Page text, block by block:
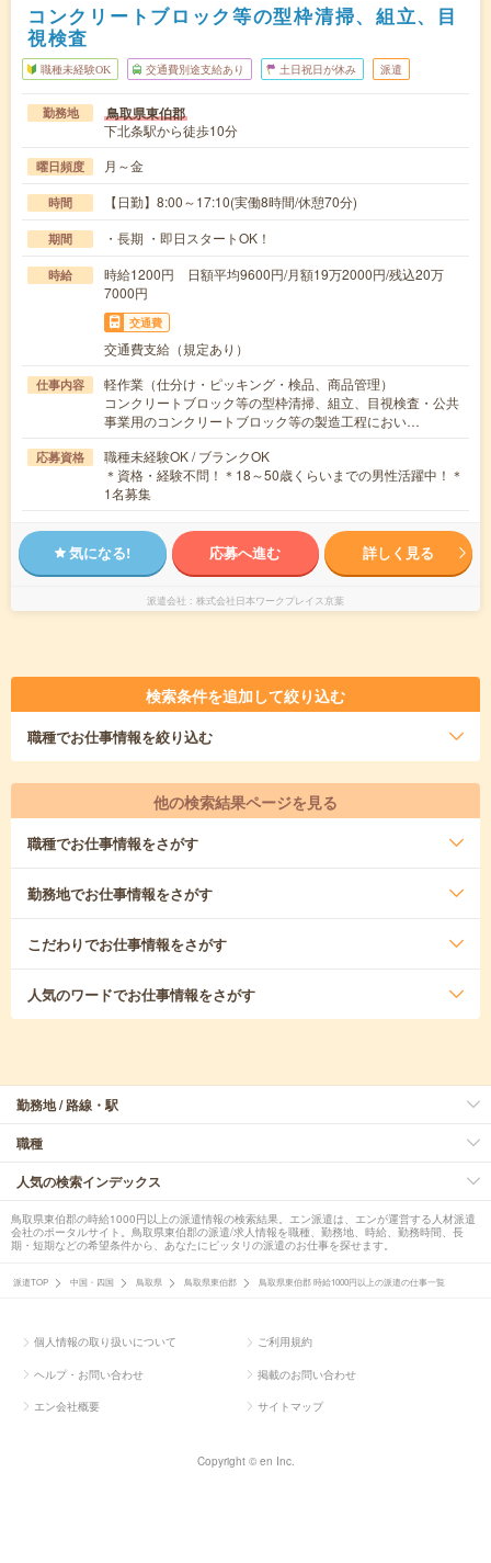
コンクリートブロック等の型枠清掃、組立、目
視検査
職種未経験OK 交通費別途支給あり 土日祝日が休み 派遣
勤務地 鳥取県東伯郡
下北条駅から徒歩10分
曜日頻度 月～金
時間 【日勤】8:00～17:10(実働8時間/休憩70分)
期間 ・長期 ・即日スタートOK！
時給
時給1200円 日額平均9600円/月額19万2000円/残込20万
7000円
交通費
交通費支給（規定あり）
仕事内容
軽作業（仕分け・ピッキング・検品、商品管理）
コンクリートブロック等の型枠清掃、組立、目視検査・公共
事業用のコンクリートブロック等の製造工程におい…
応募資格
職種未経験OK / ブランクOK
＊資格・経験不問！＊18～50歳くらいまでの男性活躍中！＊
1名募集
気になる! 応募へ進む 詳しく見る
派遣会社 株式会社日本ワークプレイス京葉
検索条件を追加して絞り込む
職種でお仕事情報を絞り込む
他の検索結果ページを見る
職種でお仕事情報をさがす
勤務地でお仕事情報をさがす
こだわりでお仕事情報をさがす
人気のワードでお仕事情報をさがす
勤務地 / 路線・駅
職種
人気の検索インデックス
鳥取県東伯郡の時給1000円以上の派遣情報の検索結果。エン派遣は、エンが運営する人材派遣
会社のポータルサイト。鳥取県東伯郡の派遣/求人情報を職種、勤務地、時給、勤務時間、長
期・短期などの希望条件から、あなたにピッタリの派遣のお仕事を探せます。
派遣TOP 中国・四国 鳥取県 鳥取県東伯郡 鳥取県東伯郡 時給1000円以上の派遣の仕事一覧
個人情報の取り扱いについて ご利用規約
ヘルプ・お問い合わせ 掲載のお問い合わせ
エン会社概要 サイトマップ
Copyright © en Inc.